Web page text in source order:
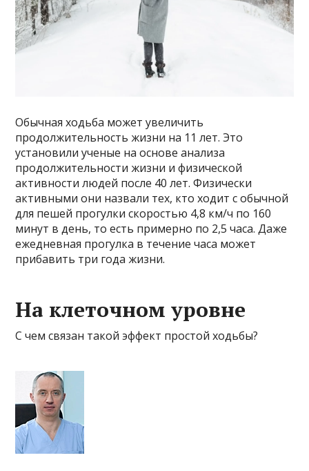
Обычная ходьба может увеличить
продолжительность жизни на 11 лет. Это
установили ученые на основе анализа
продолжительности жизни и физической
активности людей после 40 лет. Физически
активными они назвали тех, кто ходит с обычной
для пешей прогулки скоростью 4,8 км/ч по 160
минут в день, то есть примерно по 2,5 часа. Даже
ежедневная прогулка в течение часа может
прибавить три года жизни.
На клеточном уровне
С чем связан такой эффект простой ходьбы?